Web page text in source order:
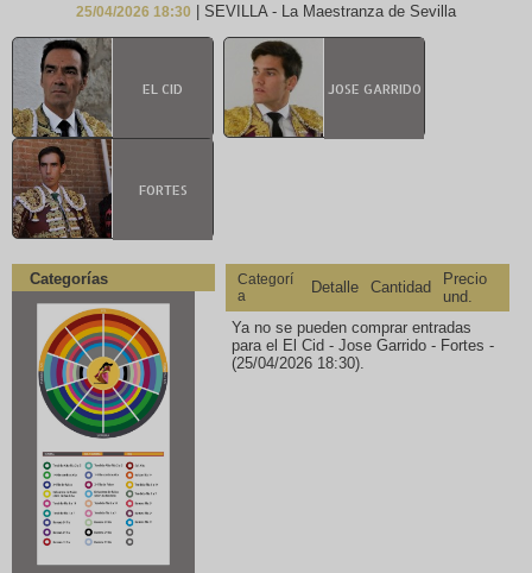
25/04/2026 18:30 | SEVILLA - La Maestranza de Sevilla
EL CID JOSE GARRIDO
FORTES
Categorías
Categorí
a
Detalle Cantidad
Precio
und.
Ya no se pueden comprar entradas
para el El Cid - Jose Garrido - Fortes -
(25/04/2026 18:30).